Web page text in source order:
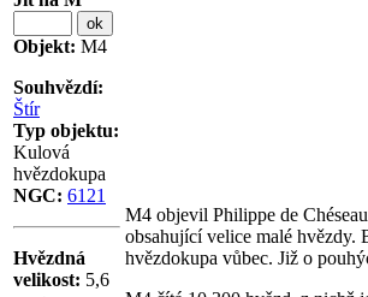
Objekt: M4
Souhvězdí:
Štír
Typ objektu:
Kulová
hvězdokupa
NGC: 6121
Hvězdná
velikost: 5,6
M4 objevil Philippe de
obsahující velice malé hvězdy.
hvězdokupa vůbec. Již o